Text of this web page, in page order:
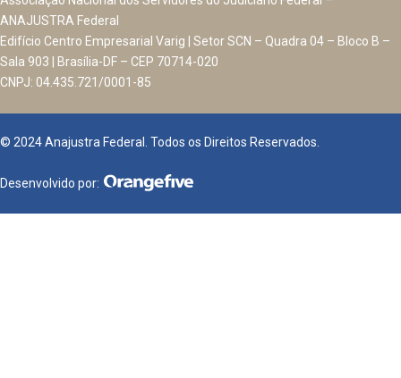
ANAJUSTRA Federal
Edifício Centro Empresarial Varig | Setor SCN – Quadra 04 – Bloco B –
Sala 903 | Brasília-DF – CEP 70714-020
CNPJ: 04.435.721/0001-85
© 2024 Anajustra Federal. Todos os Direitos Reservados.
Desenvolvido por: